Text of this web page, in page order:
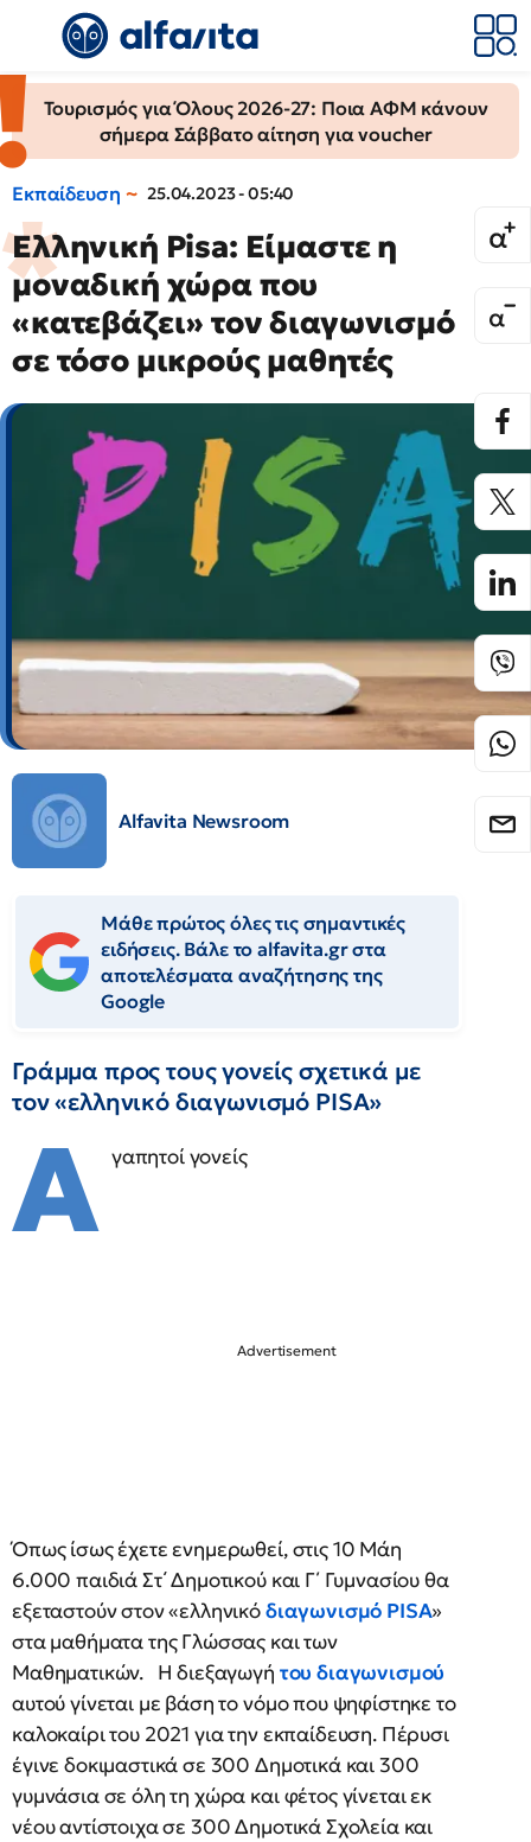
Τουρισμός για Όλους 2026-27: Ποια ΑΦΜ κάνουν
σήμερα Σάββατο αίτηση για voucher
Εκπαίδευση 25.04.2023 - 05:40
Ελληνική Pisa: Είμαστε η
μοναδική χώρα που
«κατεβάζει» τον διαγωνισμό
σε τόσο μικρούς μαθητές
Alfavita Newsroom
Μάθε πρώτος όλες τις σημαντικές
ειδήσεις. Βάλε το alfavita.gr στα
αποτελέσματα αναζήτησης της
Google
Γράμμα προς τους γονείς σχετικά με
τον «ελληνικό διαγωνισμό PISA»
Α γαπητοί γονείς
Όπως ίσως έχετε ενημερωθεί, στις 10 Μάη
6.000 παιδιά Στ΄ Δημοτικού και Γ΄ Γυμνασίου θα
εξεταστούν στον «ελληνικόδιαγωνισμό PISA»
στα μαθήματα της Γλώσσας και των
Μαθηματικών. Η διεξαγωγή του διαγωνισμού
αυτού γίνεται με βάση το νόμο που ψηφίστηκε το
καλοκαίρι του 2021 για την εκπαίδευση. Πέρυσι
έγινε δοκιμαστικά σε 300 Δημοτικά και 300
γυμνάσια σε όλη τη χώρα και φέτος γίνεται εκ
νέου αντίστοιχα σε 300 Δημοτικά Σχολεία και